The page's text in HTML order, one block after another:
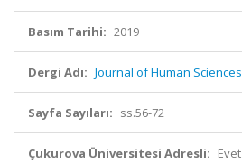
Basım Tarihi: 2019
Dergi Adı: Journal of Human Sciences
Sayfa Sayıları: ss.56-72
Çukurova Üniversitesi Adresli: Evet